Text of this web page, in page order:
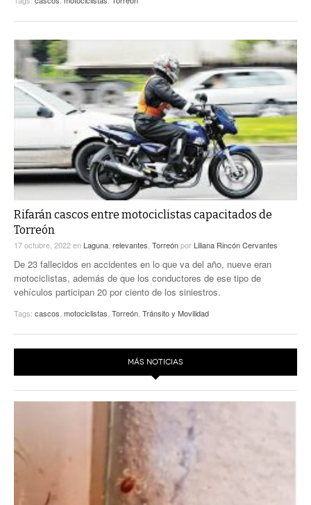
Rifarán cascos entre motociclistas capacitados de
Torreón
17 octubre, 2022en Laguna relevantes Torreónpor Liliana Rincón Cervantes
De 23 fallecidos en accidentes en lo que va del año, nueve eran
motociclistas, además de que los conductores de ese tipo de
vehículos participan 20 por ciento de los siniestros.
Tags: cascos motociclistas Torreón Tránsito y Movilidad
MÁS NOTICIAS